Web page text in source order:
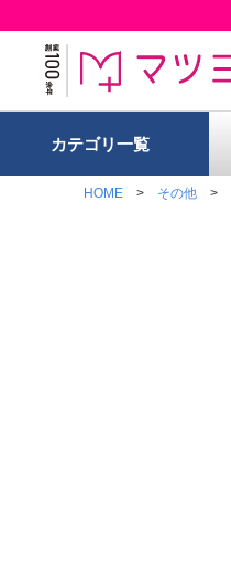
カテゴリ一覧
HOME その他